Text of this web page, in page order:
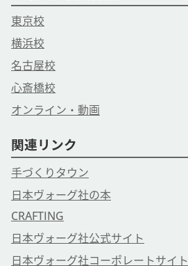
東京校
横浜校
名古屋校
心斎橋校
オンライン・動画
関連リンク
手づくりタウン
日本ヴォーグ社の本
CRAFTING
日本ヴォーグ社公式サイト
日本ヴォーグ社コーポレートサイト